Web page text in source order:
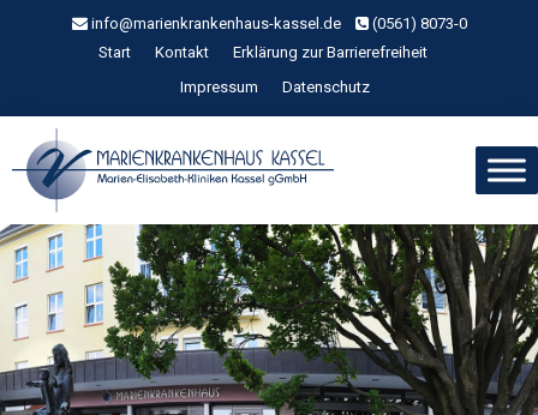
info@marienkrankenhaus-kassel.de
(0561) 8073-0
Start
Kontakt
Erklärung zur Barrierefreiheit
Impressum
Datenschutz